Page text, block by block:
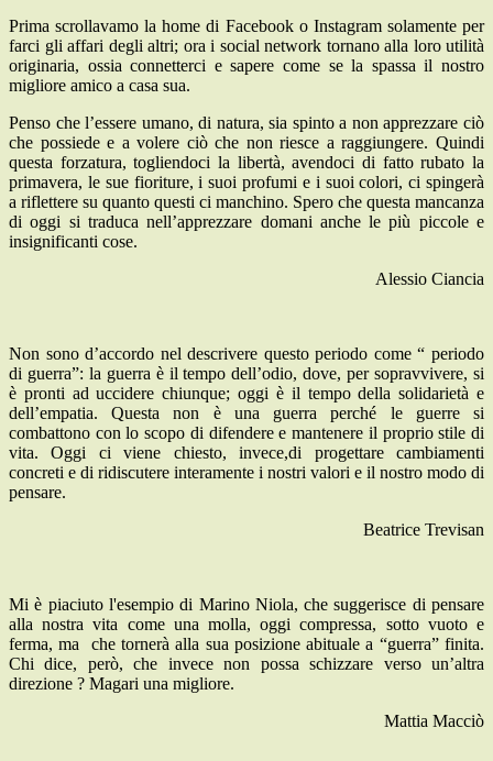
Prima scrollavamo la home di Facebook o Instagram solamente per
farci gli affari degli altri; ora i social network tornano alla loro utilità
originaria, ossia connetterci e sapere come se la spassa il nostro
migliore amico a casa sua.
Penso che l’essere umano, di natura, sia spinto a non apprezzare ciò
che possiede e a volere ciò che non riesce a raggiungere. Quindi
questa forzatura, togliendoci la libertà, avendoci di fatto rubato la
primavera, le sue fioriture, i suoi profumi e i suoi colori, ci spingerà
a riflettere su quanto questi ci manchino. Spero che questa mancanza
di oggi si traduca nell’apprezzare domani anche le più piccole e
insignificanti cose.
Alessio Ciancia
Non sono d’accordo nel descrivere questo periodo come “ periodo
di guerra”: la guerra è il tempo dell’odio, dove, per sopravvivere, si
è pronti ad uccidere chiunque; oggi è il tempo della solidarietà e
dell’empatia. Questa non è una guerra perché le guerre si
combattono con lo scopo di difendere e mantenere il proprio stile di
vita. Oggi ci viene chiesto, invece,di progettare cambiamenti
concreti e di ridiscutere interamente i nostri valori e il nostro modo di
pensare.
Beatrice Trevisan
Mi è piaciuto l'esempio di Marino Niola, che suggerisce di pensare
alla nostra vita come una molla, oggi compressa, sotto vuoto e
ferma, ma che tornerà alla sua posizione abituale a “guerra” finita.
Chi dice, però, che invece non possa schizzare verso un’altra
direzione ? Magari una migliore.
Mattia Macciò